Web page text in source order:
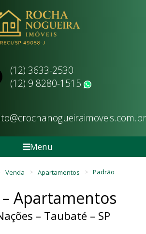
(12) 3633-2530
(12) 9 8280-1515
Menu
Venda Apartamentos Padrão
– Apartamentos
– Taubaté – SP